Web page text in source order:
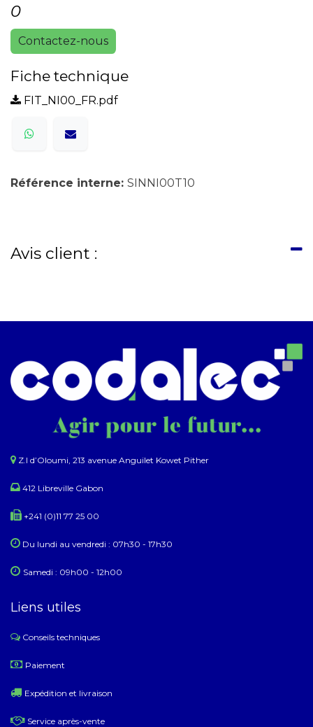
0
Contactez-nous
Fiche technique
FIT_NI00_FR.pdf
Référence interne: SINNI00T10
Avis client :
Z.I d’Oloumi, 213 avenue Anguilet Kowet Pither​
412 Libreville Gabon
+241 (0)11 77 25 00
Du lundi au ​​vendredi : 07h30 - 17h30
Samedi : 09h00 - 12h00
Liens utiles
Conseils techniques
​ Paiement
Expédition et livraison
Service après-vente